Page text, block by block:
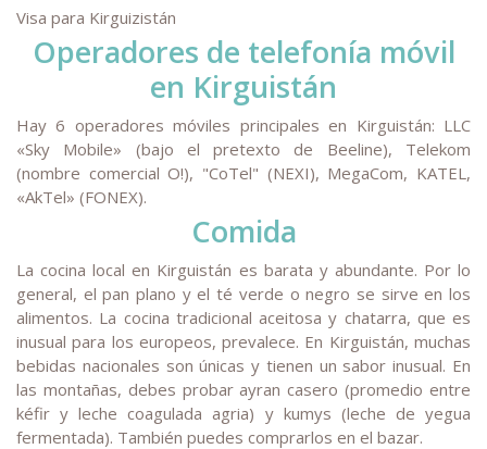
Visa para Kirguizistán
Operadores de telefonía móvil
en Kirguistán
Hay 6 operadores móviles principales en Kirguistán: LLC
«Sky Mobile» (bajo el pretexto de Beeline), Telekom
(nombre comercial О!), "СоТel" (NEXI), MegaCom, KATEL,
«АkТеl» (FONEX).
Comida
La cocina local en Kirguistán es barata y abundante. Por lo
general, el pan plano y el té verde o negro se sirve en los
alimentos. La cocina tradicional aceitosa y chatarra, que es
inusual para los europeos, prevalece. En Kirguistán, muchas
bebidas nacionales son únicas y tienen un sabor inusual. En
las montañas, debes probar ayran casero (promedio entre
kéfir y leche coagulada agria) y kumys (leche de yegua
fermentada). También puedes comprarlos en el bazar.